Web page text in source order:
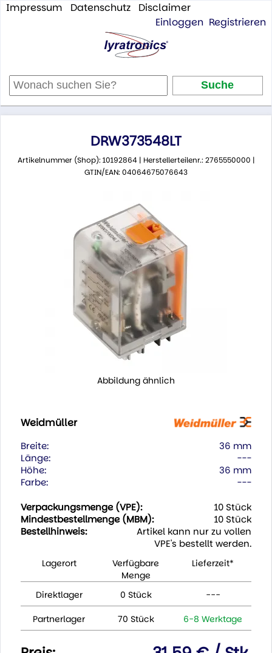
Impressum Datenschutz
Disclaimer
Einloggen Registrieren
DRW373548LT
Artikelnummer (Shop): 10192864 | Herstellerteilenr.: 2765550000 |
GTIN/EAN: 04064675076643
Abbildung ähnlich
Weidmüller
Breite:
36 mm
Länge:
---
Höhe:
36 mm
Farbe:
---
Verpackungsmenge (VPE):
10 Stück
Mindestbestellmenge (MBM):
10 Stück
Bestellhinweis:
Artikel kann nur zu vollen
VPE's bestellt werden.
Lagerort
Verfügbare
Menge
Lieferzeit*
Direktlager 0 Stück ---
Partnerlager 70 Stück 6-8 Werktage